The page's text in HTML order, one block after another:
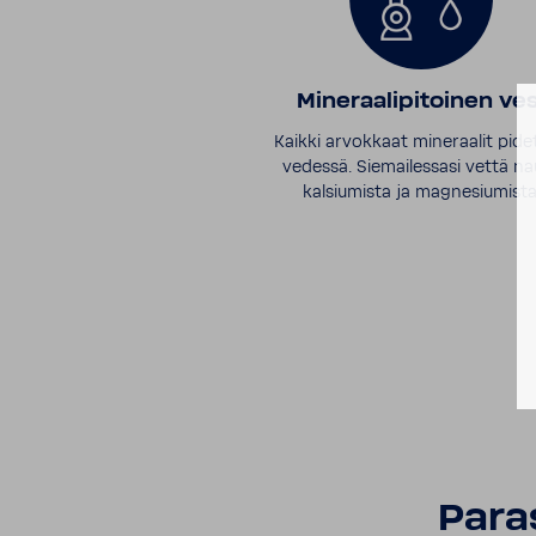
Mineraalipitoinen vesi
Kaikki arvokkaat mineraalit
vedessä. Siemailessasi vettä
kalsiumista ja magnesiumista.